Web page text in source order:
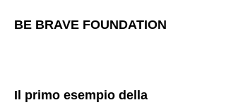
BE BRAVE FOUNDATION
Il primo esempio della